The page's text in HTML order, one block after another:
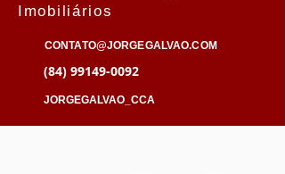
Imobiliários
CONTATO@JORGEGALVAO.COM
(84) 99149-0092
JORGEGALVAO_CCA